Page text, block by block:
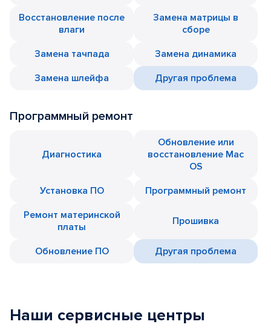
Восстановление после
влаги
Замена матрицы в
сборе
Замена тачпада
Замена динамика
Замена шлейфа
Другая проблема
Программный ремонт
Диагностика
Обновление или
восстановление Mac
OS
Установка ПО
Программный ремонт
Ремонт материнской
платы
Прошивка
Обновление ПО Другая проблема
Наши сервисные центры